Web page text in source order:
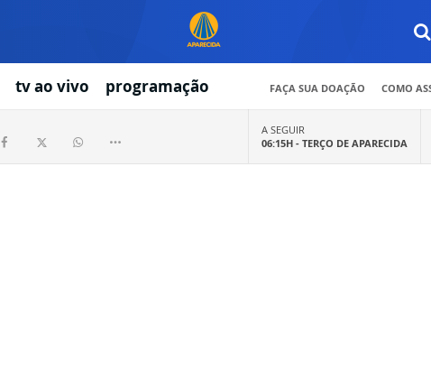
tv ao vivo programação FAÇA SUA DOAÇÃO COMO
A SEGUIR
06:15H - TERÇO DE APARECIDA